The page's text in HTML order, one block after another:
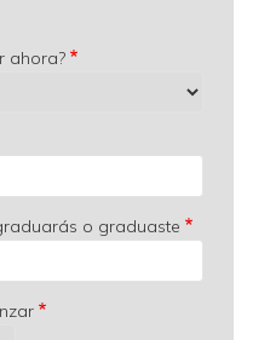
ahora?
o graduaste